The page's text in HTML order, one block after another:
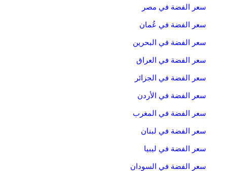
سعر الفضة في مصر
سعر الفضة في عُمان
سعر الفضة في البحرين
سعر الفضة في العراق
سعر الفضة في الجزائر
سعر الفضة في الأردن
سعر الفضة في المغرب
سعر الفضة في لبنان
سعر الفضة في ليبيا
سعر الفضة في السودان